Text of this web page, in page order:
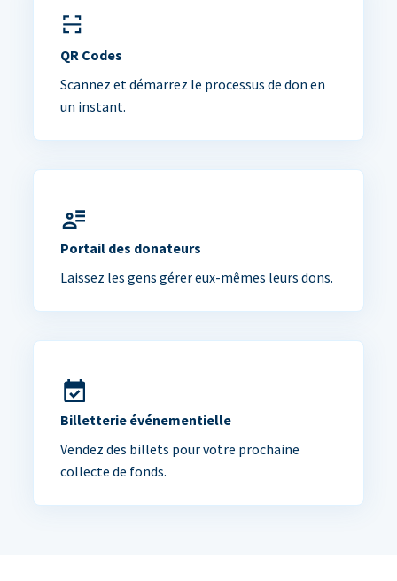
QR Codes
Scannez et démarrez le processus de don en
un instant.
Portail des donateurs
Laissez les gens gérer eux-mêmes leurs dons.
Billetterie événementielle
Vendez des billets pour votre prochaine
collecte de fonds.